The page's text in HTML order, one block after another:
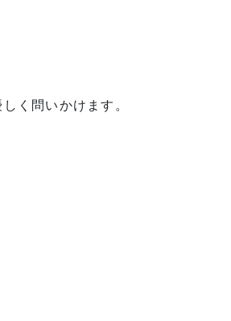
く問いかけます。